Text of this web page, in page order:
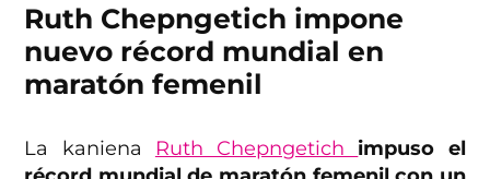
Ruth Chepngetich impone
nuevo récord mundial en
maratón femenil
La kaniena Ruth Chepngetich impuso el